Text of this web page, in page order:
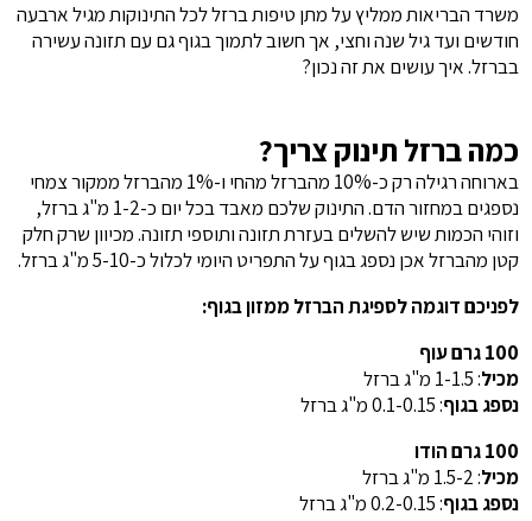
משרד הבריאות ממליץ על מתן טיפות ברזל לכל התינוקות מגיל ארבעה
חודשים ועד גיל שנה וחצי, אך חשוב לתמוך בגוף גם עם תזונה עשירה
בברזל. איך עושים את זה נכון?
כמה ברזל תינוק צריך?
בארוחה רגילה רק כ-10% מהברזל מהחי ו-1% מהברזל ממקור צמחי
נספגים במחזור הדם. התינוק שלכם מאבד בכל יום כ-1-2 מ"ג ברזל,
וזוהי הכמות שיש להשלים בעזרת תזונה ותוספי תזונה. מכיוון שרק חלק
קטן מהברזל אכן נספג בגוף על התפריט היומי לכלול כ-5-10 מ"ג ברזל.
לפניכם דוגמה לספיגת הברזל ממזון בגוף:
100 גרם עוף
מכיל: 1-1.5 מ"ג ברזל
נספג בגוף: 0.1-0.15 מ"ג ברזל
100 גרם הודו
מכיל: 1.5-2 מ"ג ברזל
נספג בגוף: 0.2-0.15 מ"ג ברזל